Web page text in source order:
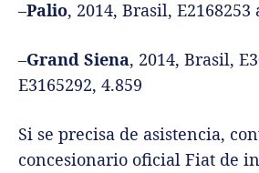
–Palio, 2014, Brasil, E2168253
–Grand Siena, 2014, Brasil,
E3165292, 4.859
Si se precisa de asistencia,
concesionario oficial Fiat de